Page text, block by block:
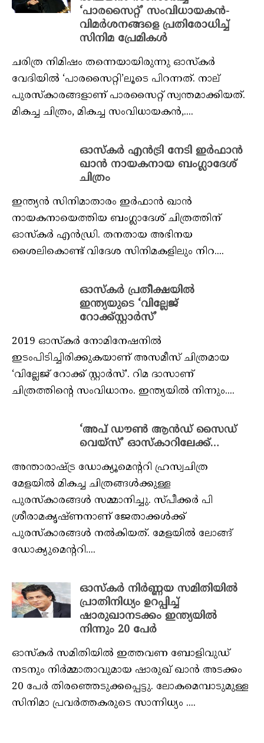
‘പാരസൈറ്റ്’ സംവിധായകൻ-
വിമർശനങ്ങളെ പ്രതിരോധിച്ച്
സിനിമ പ്രേമികൾ
ചരിത്ര നിമിഷം തന്നെയായിരുന്നു ഓസ്കർ
വേദിയിൽ ‘പാരസൈറ്റി’ലൂടെ പിറന്നത്. നാല്
പുരസ്‌കാരങ്ങളാണ് പാരസൈറ്റ് സ്വന്തമാക്കിയത്.
മികച്ച ചിത്രം, മികച്ച സംവിധായകൻ,....
ഓസ്‌കര്‍ എന്‍ട്രി നേടി ഇര്‍ഫാന്‍
ഖാന്‍ നായകനായ ബംഗ്ലാദേശ്
ചിത്രം
ഇന്ത്യന്‍ സിനിമാതാരം ഇര്‍ഫാന്‍ ഖാന്‍
നായകനായെത്തിയ ബംഗ്ലാദേശ് ചിത്രത്തിന്
ഓസ്‌കര്‍ എന്‍ഡ്രി. തനതായ അഭിനയ
ശൈലികൊണ്ട് വിദേശ സിനിമകളിലും നിറ....
ഓസ്‌കര്‍ പ്രതീക്ഷയില്‍
ഇന്ത്യയുടെ ‘വില്ലേജ്
റോക്ക്‌സ്റ്റാര്‍സ്’
2019 ഓസ്‌കര്‍ നോമിനേഷനില്‍
ഇടംപിടിച്ചിരിക്കുകയാണ് അസമീസ് ചിത്രമായ
‘വില്ലേജ് റോക്ക് സ്റ്റാര്‍സ്’. റിമ ദാസാണ്
ചിത്രത്തിന്റെ സംവിധാനം. ഇന്ത്യയില്‍ നിന്നും....
‘അപ് ഡൗൺ ആൻഡ് സൈഡ്
വെയ്‌സ്’ ഓസ്കാറിലേക്ക്…
അന്താരാഷ്ട്ര ഡോക്യൂമെന്ററി ഹ്രസ്വചിത്ര
മേളയിൽ മികച്ച ചിത്രങ്ങൾക്കുള്ള
പുരസ്‌കാരങ്ങൾ സമ്മാനിച്ചു. സ്പീക്കർ പി
ശ്രീരാമകൃഷ്ണനാണ് ജേതാക്കൾക്ക്
പുരസ്‌കാരങ്ങൾ നൽകിയത്. മേളയിൽ ലോങ്ങ്
ഡോക്യുമെന്ററി....
ഓസ്കർ നിർണ്ണയ സമിതിയിൽ
പ്രാതിനിധ്യം ഉറപ്പിച്ച്
ഷാരുഖാനടക്കം ഇന്ത്യയിൽ
നിന്നും 20 പേർ
ഓസ്കർ സമിതിയിൽ ഇത്തവണ ബോളിവുഡ്
നടനും നിര്‍മ്മാതാവുമായ ഷാരുഖ് ഖാന്‍ അടക്കം
20 പേർ തിരഞ്ഞെടുക്കപ്പെട്ടു. ലോകമെമ്പാടുമുള്ള
സിനിമാ പ്രവർത്തകരുടെ സാന്നിധ്യം ....